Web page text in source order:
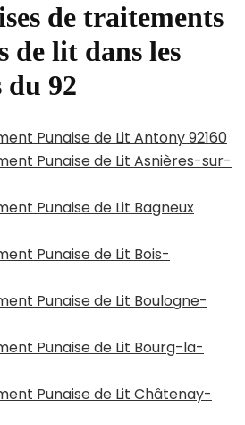
de traitements
de lit dans les
du 92
Punaise de Lit Antony 92160
Punaise de Lit Asnières-sur-
Punaise de Lit Bagneux
Punaise de Lit Bois-
Punaise de Lit Boulogne-
Punaise de Lit Bourg-la-
Punaise de Lit Châtenay-